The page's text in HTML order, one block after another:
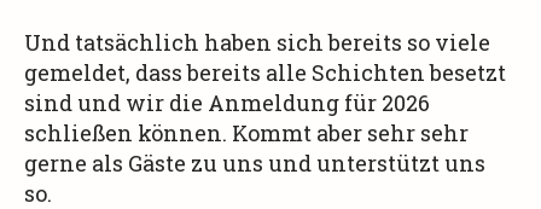
Und tatsächlich haben sich bereits so viele
gemeldet, dass bereits alle Schichten besetzt
sind und wir die Anmeldung für 2026
schließen können. Kommt aber sehr sehr
gerne als Gäste zu uns und unterstützt uns
so.